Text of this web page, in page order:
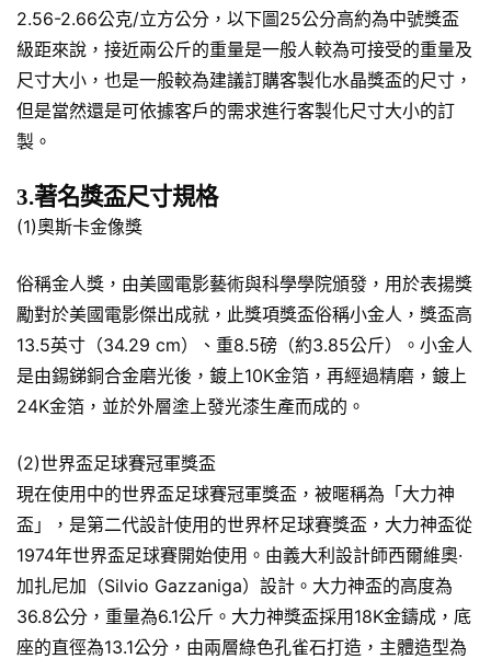
2.56-2.66公克/立方公分，以下圖25公分高約為中號獎盃
級距來說，接近兩公斤的重量是一般人較為可接受的重量及
尺寸大小，也是一般較為建議訂購客製化水晶獎盃的尺寸，
但是當然還是可依據客戶的需求進行客製化尺寸大小的訂
製。
3.著名獎盃尺寸規格
(1)奧斯卡金像獎
俗稱金人獎，由美國電影藝術與科學學院頒發，用於表揚獎
勵對於美國電影傑出成就，此獎項獎盃俗稱小金人，獎盃高
13.5英寸（34.29 cm）、重8.5磅（約3.85公斤）。小金人
是由錫銻銅合金磨光後，鍍上10K金箔，再經過精磨，鍍上
24K金箔，並於外層塗上發光漆生產而成的。
(2)世界盃足球賽冠軍獎盃
現在使用中的世界盃足球賽冠軍獎盃，被暱稱為「大力神
盃」，是第二代設計使用的世界杯足球賽獎盃，大力神盃從
1974年世界盃足球賽開始使用。由義大利設計師西爾維奧·
加扎尼加（Silvio Gazzaniga）設計。大力神盃的高度為
36.8公分，重量為6.1公斤。大力神獎盃採用18K金鑄成，底
座的直徑為13.1公分，由兩層綠色孔雀石打造，主體造型為